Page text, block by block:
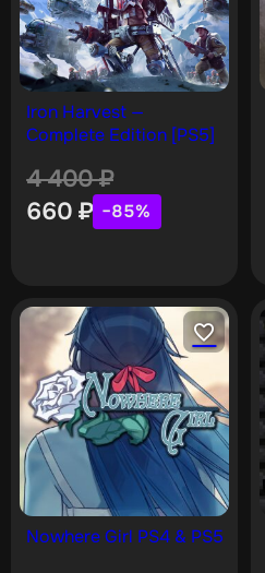
Iron Harvest —
Complete Edition [PS5]
4 400₽
660 ₽ −85%
Nowhere Girl PS4 & PS5